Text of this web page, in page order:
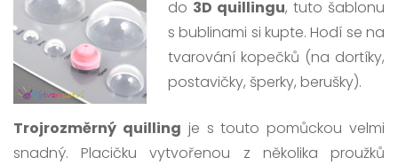
do 3D quillingu, tuto šablonu
s bublinami si kupte. Hodí se na
tvarování kopečků (na dortíky,
postavičky, šperky, berušky).
Trojrozměrný quilling je s touto pomůckou velmi
snadný. Placičku vytvořenou z několika proužků